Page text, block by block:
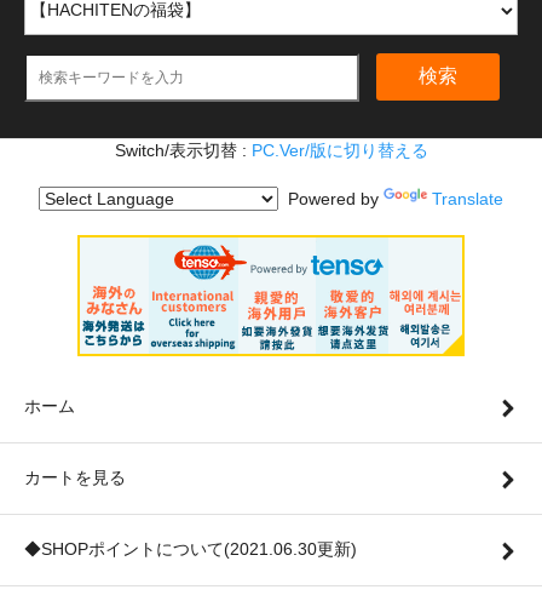
検索
Switch/表示切替 : PC.Ver/版に切り替える
Powered by Translate
ホーム
カートを見る
◆SHOPポイントについて(2021.06.30更新)